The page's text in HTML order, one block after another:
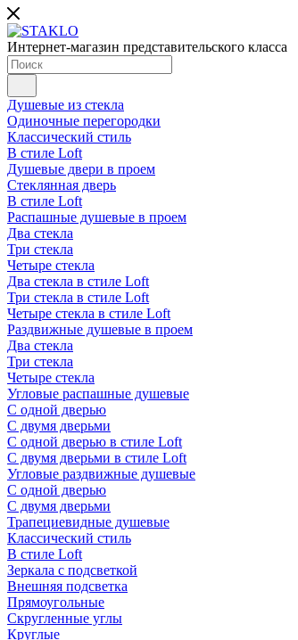
Интернет-магазин представительского класса
Душевые из стекла
Одиночные перегородки
Классический стиль
В стиле Loft
Душевые двери в проем
Стеклянная дверь
В стиле Loft
Распашные душевые в проем
Два стекла
Три стекла
Четыре стекла
Два стекла в стиле Loft
Три стекла в стиле Loft
Четыре стекла в стиле Loft
Раздвижные душевые в проем
Два стекла
Три стекла
Четыре стекла
Угловые распашные душевые
С одной дверью
С двумя дверьми
С одной дверью в стиле Loft
С двумя дверьми в стиле Loft
Угловые раздвижные душевые
С одной дверью
С двумя дверьми
Трапециевидные душевые
Классический стиль
В стиле Loft
Зеркала с подсветкой
Внешняя подсветка
Прямоугольные
Скругленные углы
Круглые